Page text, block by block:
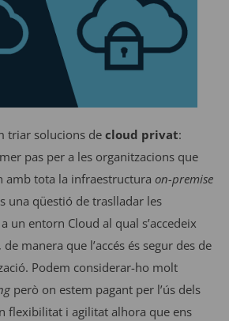
triar solucions de cloud privat:
pas per a les organitzacions que
amb tota la infraestructura on-premise
una qüestió de traslladar les
un entorn Cloud al qual s’accedeix
manera que l’accés és segur des de
Podem considerar-ho molt
però on estem pagant per l’ús dels
flexibilitat i agilitat alhora que ens